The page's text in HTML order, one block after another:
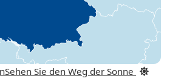
Sehen Sie den Weg der Sonne